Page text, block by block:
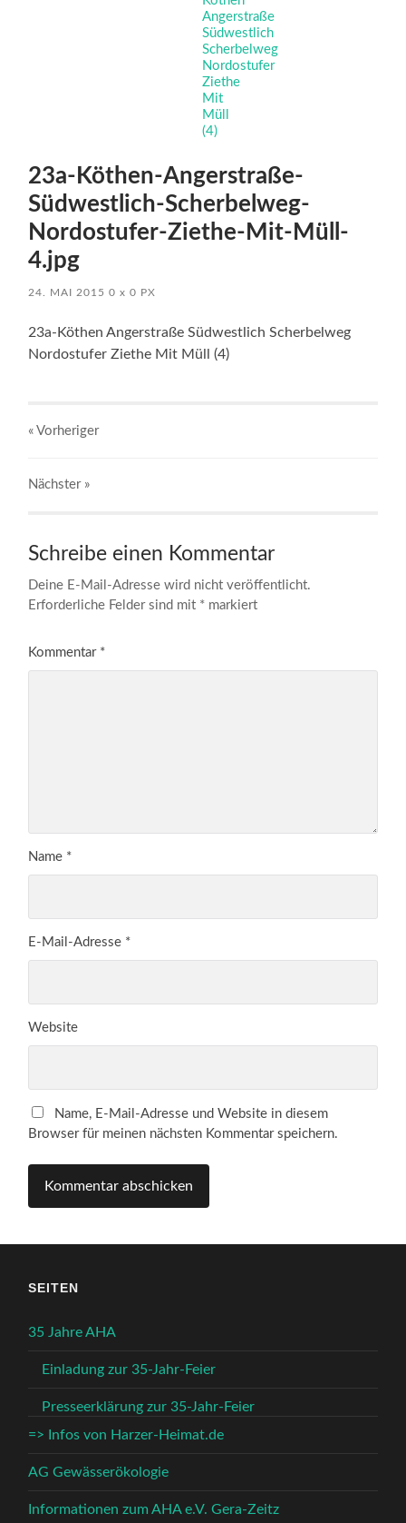
23a-Köthen-Angerstraße-
Südwestlich-Scherbelweg-
Nordostufer-Ziethe-Mit-Müll-
4.jpg
24. MAI 2015 0x 0 PX
23a-Köthen Angerstraße Südwestlich Scherbelweg
Nordostufer Ziethe Mit Müll (4)
« Vorheriger
Nächster »
Schreibe einen Kommentar
Deine E-Mail-Adresse wird nicht veröffentlicht.
Erforderliche Felder sind mit * markiert
Kommentar *
Name *
E-Mail-Adresse *
Website
Name, E-Mail-Adresse und Website in diesem
Browser für meinen nächsten Kommentar speichern.
SEITEN
35 Jahre AHA
Einladung zur 35-Jahr-Feier
Presseerklärung zur 35-Jahr-Feier
=> Infos von Harzer-Heimat.de
AG Gewässerökologie
Informationen zum AHA e.V. Gera-Zeitz